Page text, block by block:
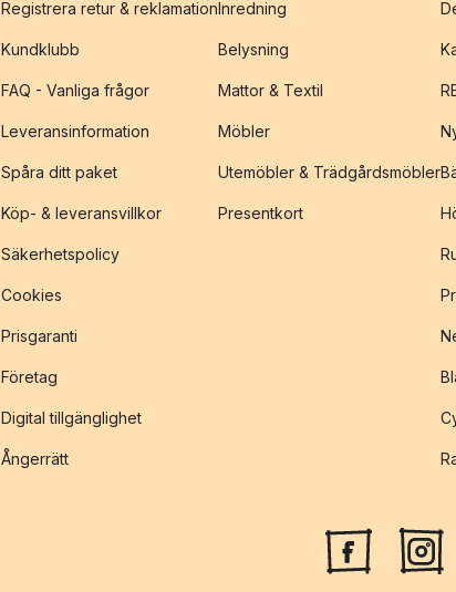
Registrera retur & reklamation
Kundklubb
FAQ - Vanliga frågor
Leveransinformation
Spåra ditt paket
Köp- & leveransvillkor
Säkerhetspolicy
Cookies
Prisgaranti
Företag
Digital tillgänglighet
Ångerrätt
Inredning
Belysning
Mattor & Textil
Möbler
Utemöbler & Trädgårdsmöbler
Presentkort